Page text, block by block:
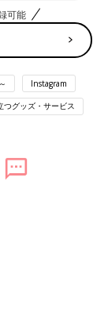
可能
Instagram
つグッズ・サービス